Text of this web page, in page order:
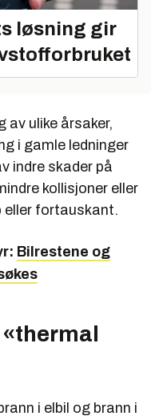
løsning gir
av ulike årsaker,
i gamle ledninger
indre skader på
kollisjoner eller
eller fortauskant.
Bilrestene og
i elbil og brann i